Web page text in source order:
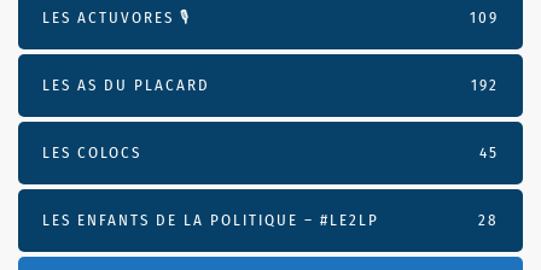
LES ACTUVORES 🎙 109
LES AS DU PLACARD 192
LES COLOCS 45
LES ENFANTS DE LA POLITIQUE – #LE2LP 28